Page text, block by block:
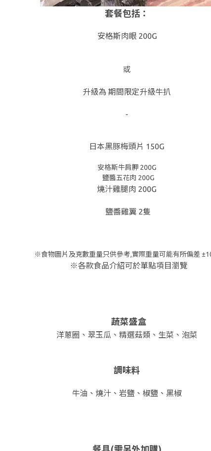
套餐包括：
安格斯肉眼 200G
或
升級為 期間限定升級牛扒
-
日本黑豚梅頭片 150G
安格斯牛肩胛 200G
鹽醬五花肉 200G
燒汁雞腿肉 200G
鹽醬雞翼 2隻
※食物圖片及克數重量只供參考,實際重量可能有所偏差
※各款食品介紹可於單點項目瀏覽
蔬菜盛盒
洋蔥圈、翠玉瓜、精選菇類、生菜、泡菜
調味料
牛油、燒汁、岩鹽、椒鹽、黑椒